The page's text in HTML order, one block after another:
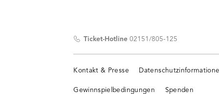
Ticket-Hotline02151/805-125
Kontakt & Presse
Gewinnspielbedingungen Spenden